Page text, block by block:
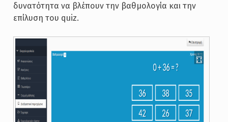
δυνατότητα να βλέπουν την βαθμολογία και την
επίλυση του quiz.